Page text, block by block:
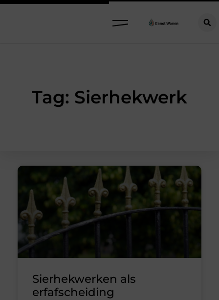
Tag: Sierhekwerk
Sierhekwerken als
erfafscheiding